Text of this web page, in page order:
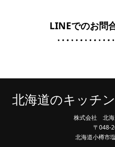
LINEでのお問
北海道のキッチ
株式会社 北海
〒048-
北海道小樽市